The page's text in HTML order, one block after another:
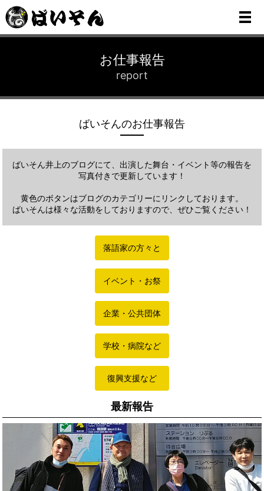
メ
お仕事報告
report
ばいそんのお仕事報告
ばいそん井上のブログにて、出演した舞台・イベント等の報告を
写真付きで更新しています！
黄色のボタンはブログのカテゴリーにリンクしております。
ばいそんは様々な活動をしておりますので、ぜひご覧ください！
落語家の方々と
イベント・お祭
企業・公共団体
学校・病院など
復興支援など
最新報告